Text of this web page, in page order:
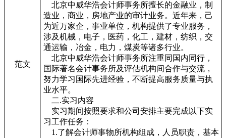
范文
北京中威华浩会计师事务所擅长的金融业，制
造业，商业，房地产业的审计业务。近年来，己
为近万家企，事业单位，机构提供了专业服务，
涉及机械，电子，医药，化工，建材，纺织，交
通运输，冶金，电力，煤炭等诸多行业。
北京中威华浩会计师事务所注重同国内同行，
国际著名会计事务所及评估机构间合作与交流，
努力学习国际先进经验，不断提高服务质量与执
业水平。
二.实习内容
实习期间按照要求和公司安排主要完成以下实
习工作任务：
1.了解会计师事物所机构组成，人员职责，基本